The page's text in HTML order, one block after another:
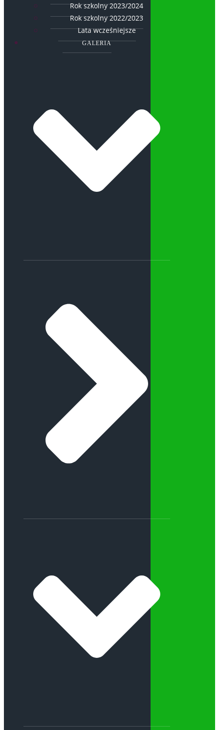
Rok szkolny 2023/2024
Rok szkolny 2022/2023
Lata wcześniejsze
GALERIA